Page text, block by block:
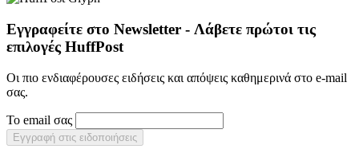
Εγγραφείτε στο Newsletter - Λάβετε πρώτοι τις
επιλογές HuffPost
Οι πιο ενδιαφέρουσες ειδήσεις και απόψεις καθημερινά στο e-mail
σας.
Το email σας
Εγγραφή στις ειδοποιήσεις